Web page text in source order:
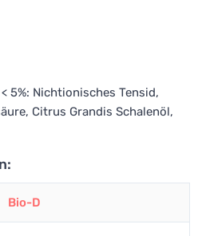
5%: Nichtionisches Tensid,
Citrus Grandis Schalenöl,
Bio-D